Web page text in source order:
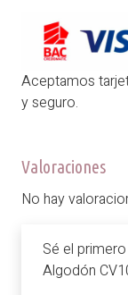
Aceptamos
y seguro.
Valoraciones
No hay
Sé el
Algodón